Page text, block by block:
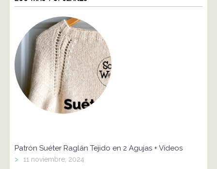
Patrón Suéter Raglán Tejido en 2 Agujas + Vídeos
> 11 noviembre, 2024